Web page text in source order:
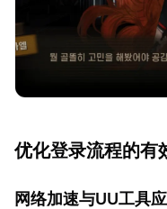
优化登录流程的有
网络加速与UU工具